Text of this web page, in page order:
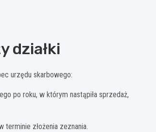
działki
urzędu skarbowego:
po roku, w którym nastąpiła sprzedaż,
terminie złożenia zeznania.